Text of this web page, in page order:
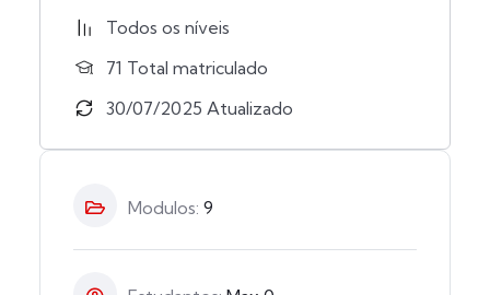
Todos os níveis
71 Total matriculado
30/07/2025 Atualizado
Modulos: 9